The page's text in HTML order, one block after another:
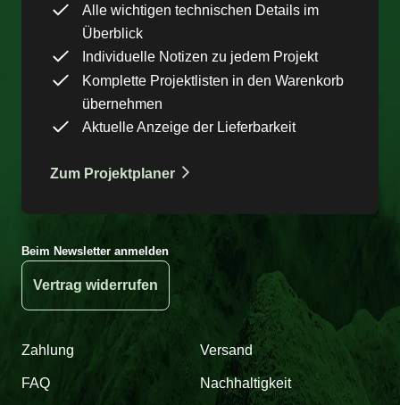
Alle wichtigen technischen Details im
Überblick
Individuelle Notizen zu jedem Projekt
Komplette Projektlisten in den Warenkorb
übernehmen
Aktuelle Anzeige der Lieferbarkeit
Zum Projektplaner
Beim Newsletter anmelden
Vertrag widerrufen
Zahlung Versand
FAQ Nachhaltigkeit